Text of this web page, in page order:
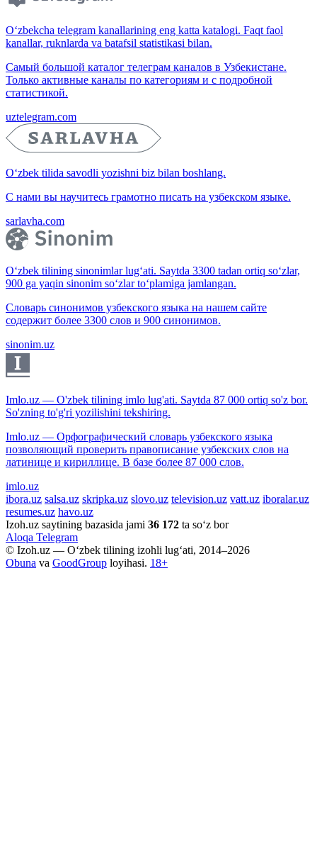
O‘zbekcha telegram kanallarining eng katta katalogi. Faqt faol
kanallar, ruknlarda va batafsil statistikasi bilan.
Самый большой каталог телеграм каналов в Узбекистане.
Только активные каналы по категориям и с подробной
статистикой.
uztelegram.com
O‘zbek tilida savodli yozishni biz bilan boshlang.
С нами вы научитесь грамотно писать на узбекском языке.
sarlavha.com
O‘zbek tilining sinonimlar lug‘ati. Saytda 3300 tadan ortiq so‘zlar,
900 ga yaqin sinonim so‘zlar to‘plamiga jamlangan.
Словарь синонимов узбекского языка на нашем сайте
содержит более 3300 слов и 900 синонимов.
sinonim.uz
Imlo.uz — O'zbek tilining imlo lug'ati. Saytda 87 000 ortiq so'z bor.
So'zning to'g'ri yozilishini tekshiring.
Imlo.uz — Орфографический словарь узбекского языка
позволяющий проверить правописание узбекских слов на
латинице и кириллице. В базе более 87 000 слов.
imlo.uz
ibora.uz salsa.uz skripka.uz slovo.uz television.uz vatt.uz iboralar.uz
resumes.uz havo.uz
Izoh.uz saytining bazasida jami 36 172 ta so‘z bor
Aloqa Telegram
© Izoh.uz — O‘zbek tilining izohli lug‘ati, 2014–2026
Obuna va GoodGroup loyihasi. 18+